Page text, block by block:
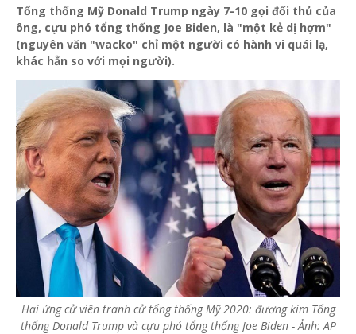
Tổng thống Mỹ Donald Trump ngày 7-10 gọi đối thủ của
ông, cựu phó tổng thống Joe Biden, là "một kẻ dị hợm"
(nguyên văn "wacko" chỉ một người có hành vi quái lạ,
khác hẳn so với mọi người).
Hai ứng cử viên tranh cử tổng thống Mỹ 2020: đương kim Tổng
thống Donald Trump và cựu phó tổng thống Joe Biden - Ảnh: AP